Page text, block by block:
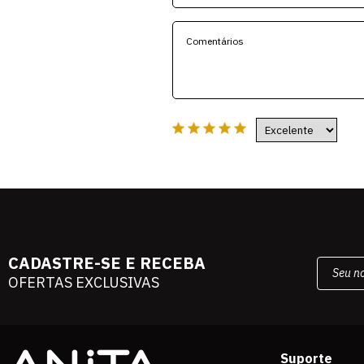
CADASTRE-SE E RECEBA
OFERTAS EXCLUSIVAS
Suporte